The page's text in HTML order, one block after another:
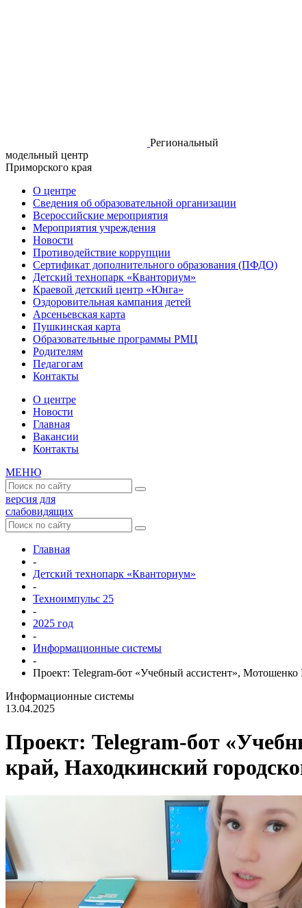
Региональный
модельный центр
Приморского края
О центре
Сведения об образовательной организации
Всероссийские мероприятия
Мероприятия учреждения
Новости
Противодействие коррупции
Сертификат дополнительного образования (ПФДО)
Детский технопарк «Кванториум»
Краевой детский центр «Юнга»
Оздоровительная кампания детей
Арсеньевская карта
Пушкинская карта
Образовательные программы РМЦ
Родителям
Педагогам
Контакты
О центре
Новости
Главная
Вакансии
Контакты
МЕНЮ
версия для
слабовидящих
Главная
-
Детский технопарк «Кванториум»
-
Техноимпульс 25
-
2025 год
-
Информационные системы
-
Проект: Telegram-бот «Учебный ассистент»,
Информационные системы
13.04.2025
Проект: Telegram-бот
край, Находкинский